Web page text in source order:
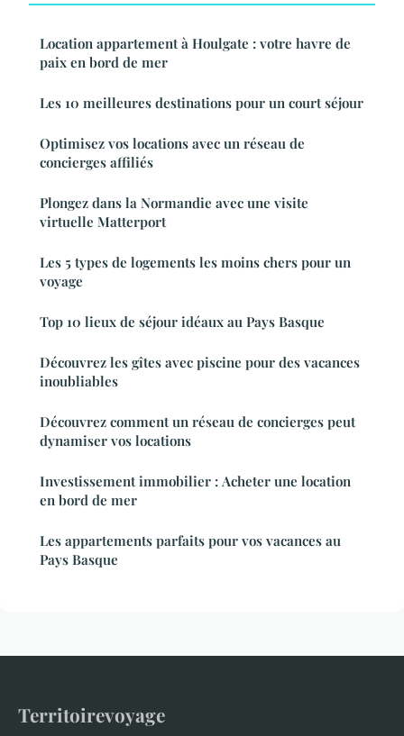
Location appartement à Houlgate : votre havre de
paix en bord de mer
Les 10 meilleures destinations pour un court séjour
Optimisez vos locations avec un réseau de
concierges affiliés
Plongez dans la Normandie avec une visite
virtuelle Matterport
Les 5 types de logements les moins chers pour un
voyage
Top 10 lieux de séjour idéaux au Pays Basque
Découvrez les gîtes avec piscine pour des vacances
inoubliables
Découvrez comment un réseau de concierges peut
dynamiser vos locations
Investissement immobilier : Acheter une location
en bord de mer
Les appartements parfaits pour vos vacances au
Pays Basque
Territoirevoyage